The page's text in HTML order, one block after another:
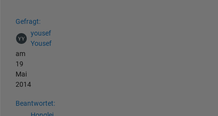
Gefragt:
yousef
Yousef
am
19
Mai
2014
Beantwortet: